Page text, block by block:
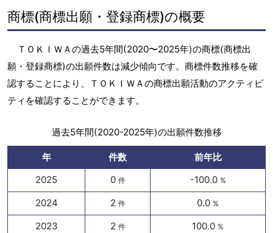
商標(商標出願・登録商標)の概要
ＴＯＫＩＷＡの過去5年間(2020〜2025年)の商標(商標出
願・登録商標)の出願件数は減少傾向です。商標件数推移を確
認することにより、ＴＯＫＩＷＡの商標出願活動のアクティビ
ティを確認することができます。
過去5年間(2020-2025年)の出願件数推移
年 件数
前年比
2025
0 件 -100.0 %
2024 2 件 0.0 %
2023 2 件 100.0 %